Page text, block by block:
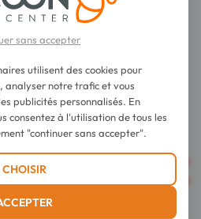
produits du Laboratoire Bioderma
Européen et à 10 produits
sans accepter
utilisent des cookies pour
analyser notre trafic et vous
publicités personnalisés. En
consentez à l'utilisation de tous les
"continuer sans accepter".
CHOISIR